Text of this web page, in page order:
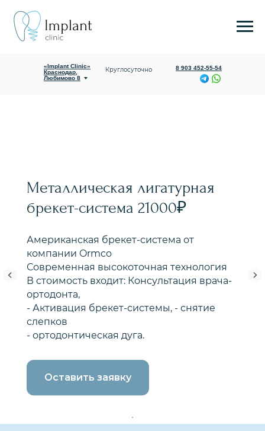
«Implant Clinic»
Краснодар,
Любимово 8
Круглосуточно 8 903 452-55-54
«Implant Clinic»
Яблоновский,
Гагарина 165/1
Металлическая лигатурная
брекет-система 21000₽
Американская брекет-система от
компании Ormco
Современная высокоточная технология
В стоимость входит: Консультация врача-
ортодонта,
- Активация брекет-системы, - снятие
слепков
- ортодонтическая дуга.
Оставить заявку